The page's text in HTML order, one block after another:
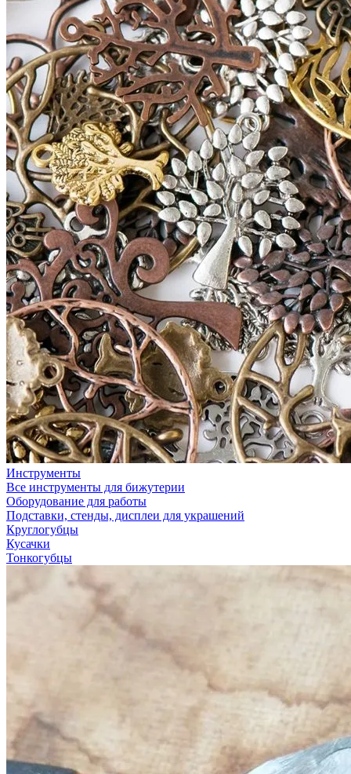
Инструменты
Все инструменты для бижутерии
Оборудование для работы
Подставки, стенды, дисплеи для украшений
Круглогубцы
Кусачки
Тонкогубцы